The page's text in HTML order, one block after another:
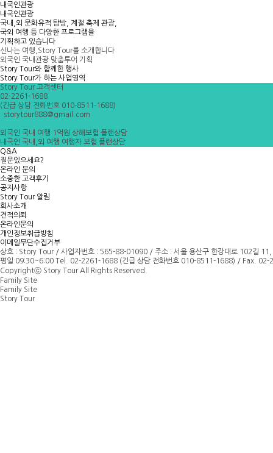
내국인관광
내국인관광
국내,외 문화유적 탐방, 계절 축제 관광,
국외 여행 등 다양한 프로그램을
기획하고 있습니다
신나는 여행, Story Tour를 소개합니다
외국인 국내관광 맞춤투어 기획
Story Tour와 함께한 행사
Story Tour가 하는 사업영역
Story Tour 고객센터
02-2261-1688
(긴급 상담 전화번호 010-8511-1688)
storytour888@gmail.com
외국인 국내 여행 1억원 상해보험 플랜상담
내국인 국내,외 여행 여행자 보험 플랜상담
Q&A
질문있으세요?
온라인 문의
소중한 고객후기
공지사항
Story Tour 알림
회사소개
견적의뢰
온라인문의
개인정보취급방침
이메일무단수집거부
상호 : Story Tour/ 사업자번호 : 565-88-01090 / 주소 : 서울 용산구 한강대로 102길 11,
평일 09:30~6:00 Tel. 02-2261-1688 (긴급 상담 전화번호 010-8511-1688) / Fax.
Copyrightⓒ Story Tour All Rights Reserved.
Family Site
Family Site
Story Tour